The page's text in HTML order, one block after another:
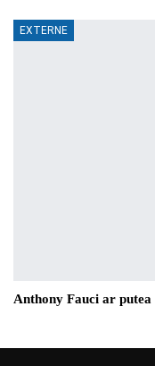
EXTERNE
Anthony Fauci ar